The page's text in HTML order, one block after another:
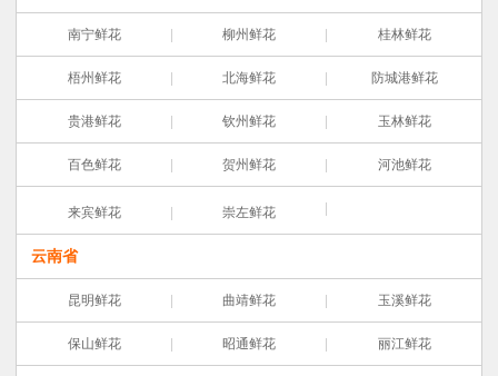
南宁鲜花 柳州鲜花 桂林鲜花
梧州鲜花 北海鲜花 防城港鲜花
贵港鲜花 钦州鲜花 玉林鲜花
百色鲜花 贺州鲜花 河池鲜花
来宾鲜花 崇左鲜花
云南省
昆明鲜花 曲靖鲜花 玉溪鲜花
保山鲜花 昭通鲜花 丽江鲜花